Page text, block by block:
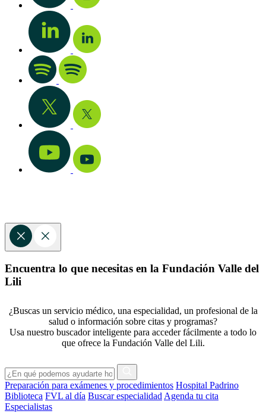
Encuentra lo que necesitas en la Fundación Valle del
Lili
¿Buscas un servicio médico, una especialidad, un profesional de la
salud o información sobre citas y programas?
Usa nuestro buscador inteligente para acceder fácilmente a todo lo
que ofrece la Fundación Valle del Lili.
Preparación para exámenes y procedimientos Hospital Padrino
Biblioteca FVL al día Buscar especialidad Agenda tu cita
Especialistas